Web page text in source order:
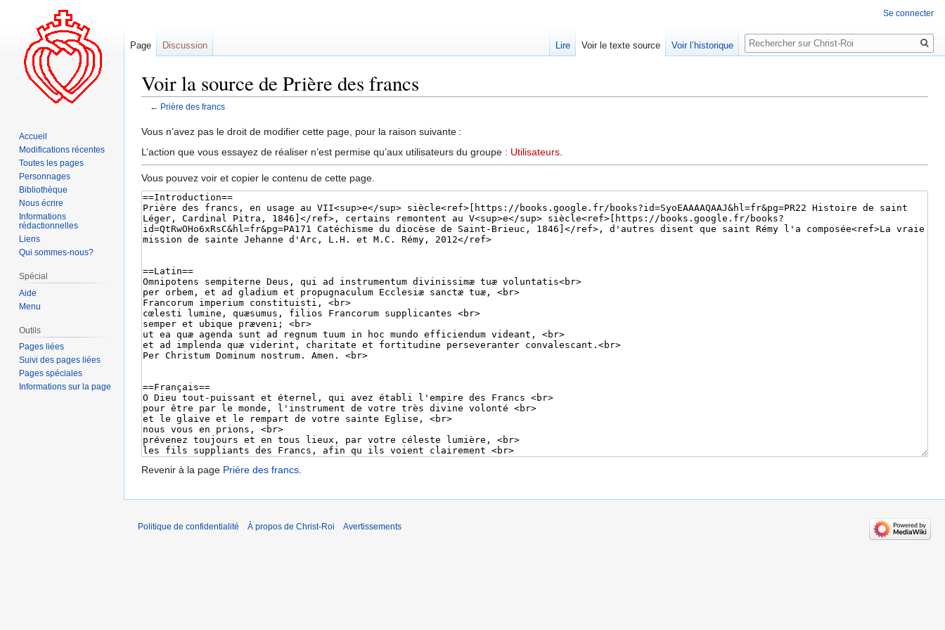
Voir la source de Prière des francs
← Prière des francs
Aller
à
navigation
Aller
à
recherche
Vous n’avez pas le droit de modifier cette page, pour la raison suivante :
L’action que vous essayez de réaliser n’est permise qu’aux utilisateurs du groupe : Utilisateurs
Vous pouvez voir et copier le contenu de cette page.
Revenir à la page Prière des francs.
Se connecter
Page Discussion Lire Voir le texte source Voir l’historique
Rechercher
Accueil
Modifications récentes
Toutes les pages
Personnages
Bibliothèque
Nous écrire
Informations
rédactionnelles
Liens
Qui sommes-nous?
Spécial
Aide
Menu
Outils
Pages liées
Suivi des pages liées
Pages spéciales
Informations sur la page
Politique de confidentialité À propos de Christ-Roi Avertissements